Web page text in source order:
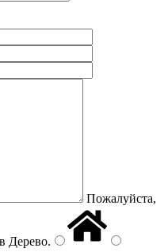
Пожалуйста,
Дерево.